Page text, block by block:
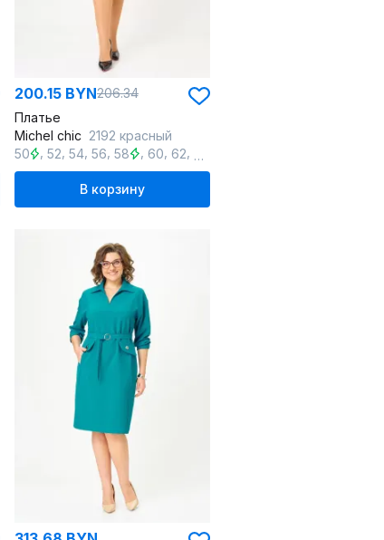
200.15 BYN206.34
Платье
Michel chic 2192 красный
50
,52 ,54 ,56 ,58 60 62
В корзину